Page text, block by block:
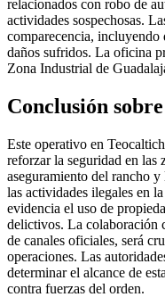
relacionados con robo de
actividades sospechosas.
comparecencia, incluyendo
daños sufridos. La oficina
Zona Industrial de
Conclusión
Este operativo en
reforzar la seguridad en las
aseguramiento del rancho
las actividades ilegales en
evidencia el uso de
delictivos. La colaboración
de canales oficiales, será
operaciones. Las
determinar el alcance de
contra fuerzas del orden.